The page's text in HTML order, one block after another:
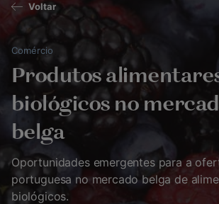
Voltar
Comércio
Produtos
biológicos no
belga
Oportunidades emergentes para a
portuguesa no mercado belga de
biológicos.